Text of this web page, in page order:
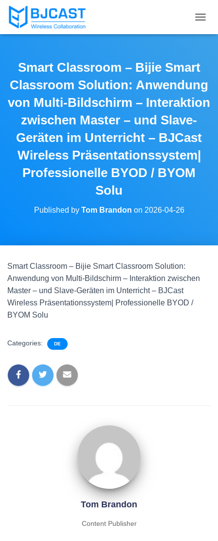
O
E
A
V
I
T
N
Smart Classroom – Bijie Smart
Classroom Solution: Anwendung
von Multi-Bildschirm – Interaktion
zwischen Master – und Slave-
Geräten im Unterricht – BJCast
Wireless Präsentationssystem|
Professionelle BYOD / BYOM
Solu
Published by Tom Brandon on 2026-04-26
Smart Classroom – Bijie Smart Classroom Solution:
Anwendung von Multi-Bildschirm – Interaktion zwischen
Master – und Slave-Geräten im Unterricht – BJCast
Wireless Präsentationssystem| Professionelle BYOD /
BYOM Solu
Categories: DE
Tom Brandon
Content Publisher